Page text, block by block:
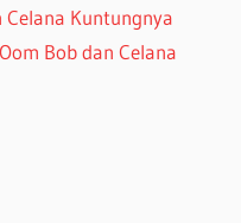
Celana Kuntungnya
Oom Bob dan Celana